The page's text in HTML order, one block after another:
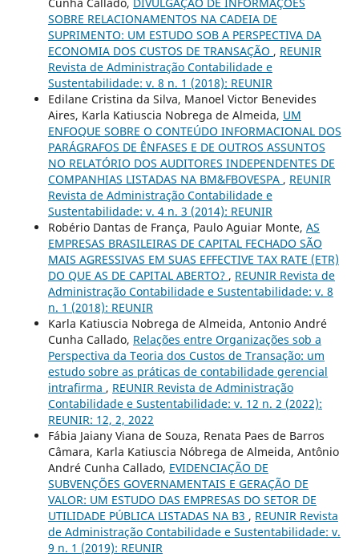
Cunha Callado, DIVULGAÇÃO DE INFORMAÇÕES
SOBRE RELACIONAMENTOS NA CADEIA DE
SUPRIMENTO: UM ESTUDO SOB A PERSPECTIVA DA
ECONOMIA DOS CUSTOS DE TRANSAÇÃO , REUNIR
Revista de Administração Contabilidade e
Sustentabilidade: v. 8 n. 1 (2018): REUNIR
Edilane Cristina da Silva, Manoel Victor Benevides
Aires, Karla Katiuscia Nobrega de Almeida, UM
ENFOQUE SOBRE O CONTEÚDO INFORMACIONAL DOS
PARÁGRAFOS DE ÊNFASES E DE OUTROS ASSUNTOS
NO RELATÓRIO DOS AUDITORES INDEPENDENTES DE
COMPANHIAS LISTADAS NA BM&FBOVESPA , REUNIR
Revista de Administração Contabilidade e
Sustentabilidade: v. 4 n. 3 (2014): REUNIR
Robério Dantas de França, Paulo Aguiar Monte, AS
EMPRESAS BRASILEIRAS DE CAPITAL FECHADO SÃO
MAIS AGRESSIVAS EM SUAS EFFECTIVE TAX RATE (ETR)
DO QUE AS DE CAPITAL ABERTO? , REUNIR Revista de
Administração Contabilidade e Sustentabilidade: v. 8
n. 1 (2018): REUNIR
Karla Katiuscia Nobrega de Almeida, Antonio André
Cunha Callado, Relações entre Organizações sob a
Perspectiva da Teoria dos Custos de Transação: um
estudo sobre as práticas de contabilidade gerencial
intrafirma , REUNIR Revista de Administração
Contabilidade e Sustentabilidade: v. 12 n. 2 (2022):
REUNIR: 12, 2, 2022
Fábia Jaiany Viana de Souza, Renata Paes de Barros
Câmara, Karla Katiuscia Nóbrega de Almeida, Antônio
André Cunha Callado, EVIDENCIAÇÃO DE
SUBVENÇÕES GOVERNAMENTAIS E GERAÇÃO DE
VALOR: UM ESTUDO DAS EMPRESAS DO SETOR DE
UTILIDADE PÚBLICA LISTADAS NA B3 , REUNIR Revista
de Administração Contabilidade e Sustentabilidade: v.
9 n. 1 (2019): REUNIR